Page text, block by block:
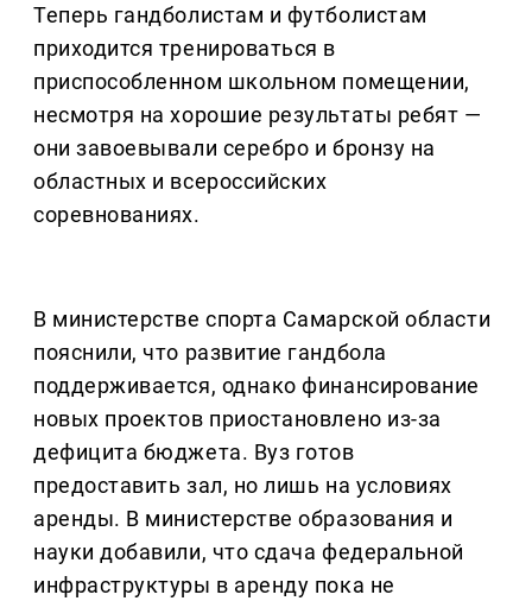
Теперь гандболистам и футболистам
приходится тренироваться в
приспособленном школьном помещении,
несмотря на хорошие результаты ребят —
они завоевывали серебро и бронзу на
областных и всероссийских
соревнованиях.
В министерстве спорта Самарской области
пояснили, что развитие гандбола
поддерживается, однако финансирование
новых проектов приостановлено из-за
дефицита бюджета. Вуз готов
предоставить зал, но лишь на условиях
аренды. В министерстве образования и
науки добавили, что сдача федеральной
инфраструктуры в аренду пока не